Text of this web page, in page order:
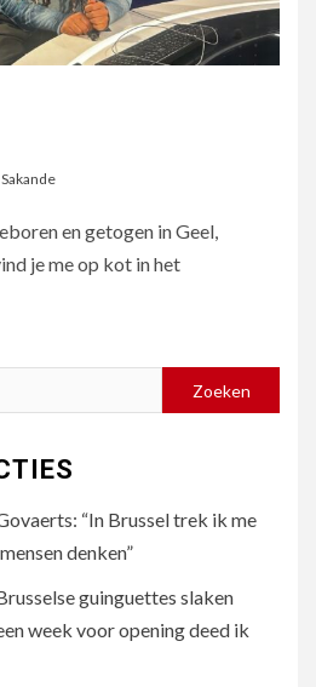
en getogen in Geel,
je me op kot in het
“In Brussel trek ik me
denken”
guinguettes slaken
week voor opening deed ik